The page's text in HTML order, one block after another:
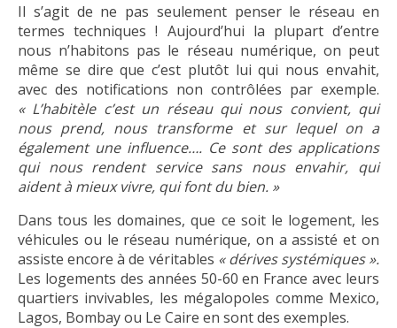
Il s’agit de ne pas seulement penser le réseau en
termes techniques ! Aujourd’hui la plupart d’entre
nous n’habitons pas le réseau numérique, on peut
même se dire que c’est plutôt lui qui nous envahit,
avec des notifications non contrôlées par exemple.
« L’habitèle c’est un réseau qui nous convient, qui
nous prend, nous transforme et sur lequel on a
également une influence…. Ce sont des applications
qui nous rendent service sans nous envahir, qui
aident à mieux vivre, qui font du bien. »
Dans tous les domaines, que ce soit le logement, les
véhicules ou le réseau numérique, on a assisté et on
assiste encore à de véritables « dérives systémiques ».
Les logements des années 50-60 en France avec leurs
quartiers invivables, les mégalopoles comme Mexico,
Lagos, Bombay ou Le Caire en sont des exemples.